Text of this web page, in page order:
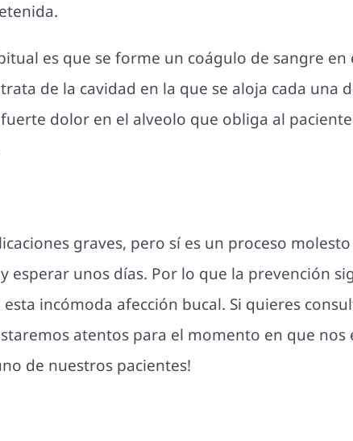
es que se forme un coágulo de sangre en
de la cavidad en la que se aloja cada una
dolor en el alveolo que obliga al
graves, pero sí es un proceso
unos días. Por lo que la prevención
incómoda afección bucal. Si quieres
atentos para el momento en que nos
de nuestros pacientes!